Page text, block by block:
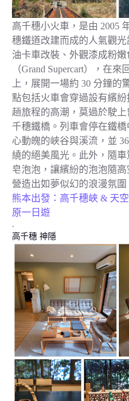
高千穗小火車，是由 2005
穗鐵道改建而成的人氣觀
油卡車改裝、外觀漆成粉
（Grand Supercart），在
上，展開一場約 30 分鐘的
點包括火車會穿過設有繽
趟旅程的高潮，莫過於駛
千穗鐵橋。列車會停在鐵
心動魄的峽谷與溪流，並
繞的絕美風光。此外，隨
皂泡泡，讓繽紛的泡泡隨高
營造出如夢似幻的浪漫氛圍
熊本出發：高千穗峽 & 天
原一日遊
.
高千穗 神隱